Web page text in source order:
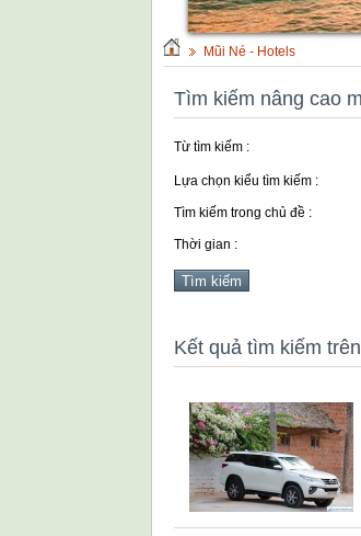
Mũi Né - Hotels
Tìm kiếm nâng cao
Từ tìm kiếm :
Lựa chọn kiểu tìm kiếm :
Tìm kiếm trong chủ đề :
Thời gian :
Kết quả tìm kiếm